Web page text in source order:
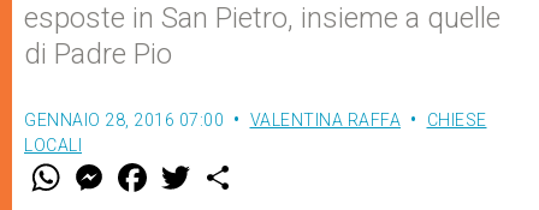
esposte in San Pietro, insieme a quelle
di Padre Pio
GENNAIO 28, 2016 07:00 VALENTINA RAFFA
CHIESE
LOCALI
W M
e
F
a w